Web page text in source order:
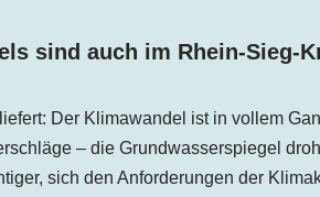
sind auch im Rhein-Sieg-
Der Klimawandel ist in vollem
– die Grundwasserspiegel
sich den Anforderungen der